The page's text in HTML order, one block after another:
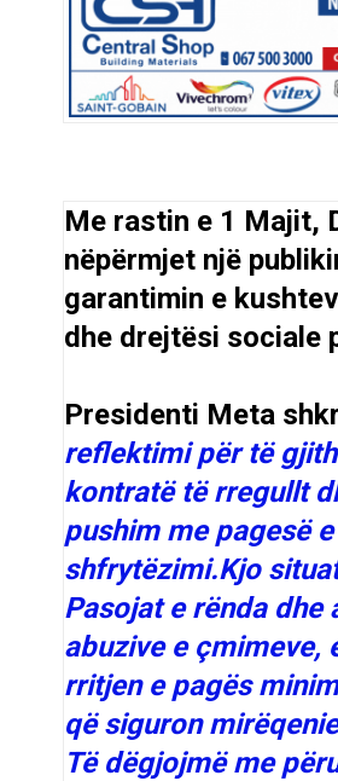
Me rastin e 1 Majit,
nëpërmjet një
garantimin e
dhe drejtësi sociale
Presidenti Meta
reflektimi për të
kontratë të rregullt
pushim me pagesë
shfrytëzimi.Kjo
Pasojat e rënda
abuzive e çmimeve,
rritjen e pagës
që siguron
Të dëgjojmë me